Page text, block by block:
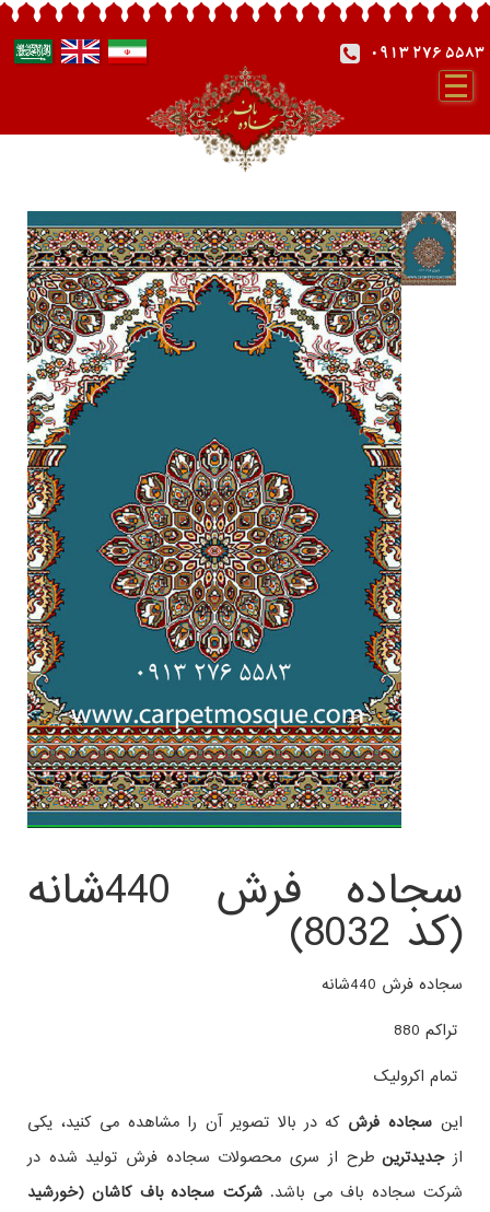
0913 276 5583
سجاده فرش 440شانه
(کد 8032)
سجاده فرش 440شانه
تراکم 880
تمام اکرولیک
این سجاده فرش که در بالا تصویر آن را مشاهده می کنید، یکی
ازجدیدترینطرح از سری محصولات سجاده فرش تولید شده در
شرکت سجاده باف می باشد.شرکت سجاده باف کاشان (خورشید